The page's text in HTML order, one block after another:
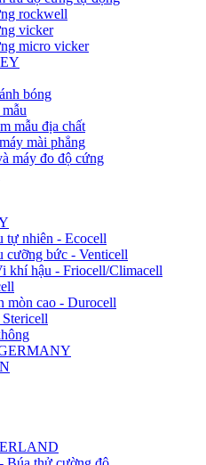
rockwell
vicker
micro vicker
bóng
mẫu địa chất
mài phẳng
máy đo độ cứng
tự nhiên - Ecocell
cưỡng bức - Venticell
khí hậu - Friocell/Climacell
mòn cao - Durocell